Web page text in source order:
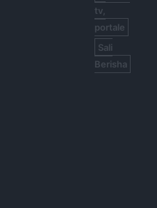
tv,
portale
Sali
Berisha